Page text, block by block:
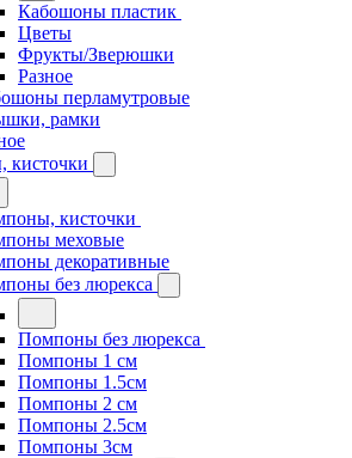
Кабошоны пластик
Цветы
Фрукты/Зверюшки
Разное
перламутровые
рамки
кисточки
меховые
декоративные
без люрекса
Помпоны без люрекса
Помпоны 1 см
Помпоны 1.5см
Помпоны 2 см
Помпоны 2.5см
Помпоны 3см